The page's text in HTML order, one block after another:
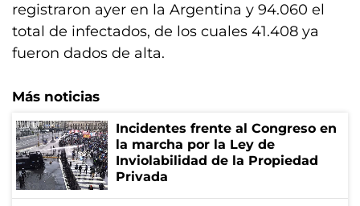
registraron ayer en la Argentina y 94.060 el
total de infectados, de los cuales 41.408 ya
fueron dados de alta.
Más noticias
Incidentes frente al Congreso en
la marcha por la Ley de
Inviolabilidad de la Propiedad
Privada